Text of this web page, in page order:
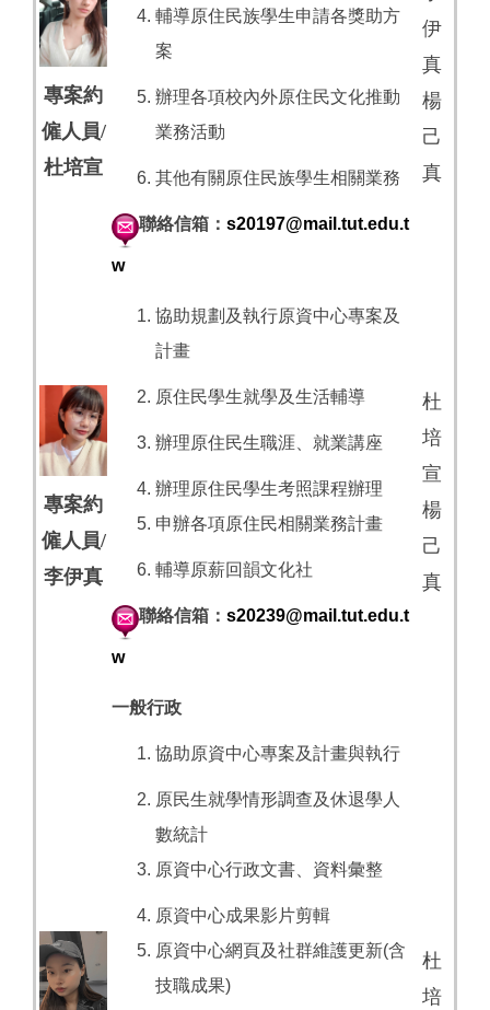
專案約
僱人員/
杜培宣
輔導原住民族學生申請各獎助方
案
辦理各項校內外原住民文化推動
業務活動
其他有關原住民族學生相關業務
聯絡信箱： s20197@mail.tut.edu.t
w
伊
真
楊
己
真
專案約
僱人員/
李伊真
協助規劃及執行原資中心專案及
計畫
原住民學生就學及生活輔導
辦理原住民生職涯、就業講座
辦理原住民學生考照課程辦理
申辦各項原住民相關業務計畫
輔導原薪回韻文化社
聯絡信箱： s20239@mail.tut.edu.t
w
杜
培
宣
楊
己
真
一般行政
協助原資中心專案及計畫與執行
原民生就學情形調查及休退學人
數統計
原資中心行政文書、資料彙整
原資中心成果影片剪輯
原資中心網頁及社群維護更新(含
技職成果)
杜
培